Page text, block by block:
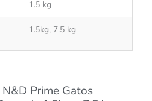
1.5 kg
1.5kg, 7.5 kg
N&D Prime Gatos